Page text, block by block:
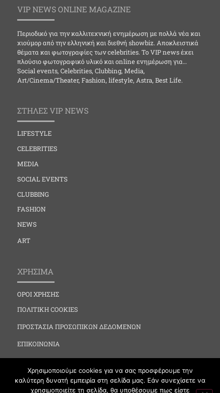
VIP NEWS ONLINE MAGAZINE
Περιοδικό για την καλλιτεχνική ενημέρωση με πολλά νέα και
χιούμορ από την ελληνική και διεθνή showbiz. Αποκλειστικά
θέματα και φωτογραφίες των celebrities. Το VIP news έχει
πλούσιο φωτογραφικό υλικό και online ενημέρωση για…
Social events, Celebrities, Clubbing, Media,
Art/Cinema/Theater, Fashion, lifestyle, Astra, Best Life.
ΣΤΗΛΕΣ VIP NEWS
LIFESTYLE
CELEBRITIES
MEDIA
SOCIAL EVENTS
CLUBBING
FASHION
NEWS
ART
ΧΡΗΣΙΜΑ
ΟΡΟΙ ΧΡΗΣΗΣ
ΠΟΛΙΤΙΚΗ COOKIES
ΠΡΟΣΤΑΣΙΑ ΠΡΟΣΩΠΙΚΩΝ ΔΕΔΟΜΕΝΩΝ
ΕΠΙΚΟΙΝΩΝΙΑ
Χρησιμοποιούμε cookies για να σας προσφέρουμε την
καλύτερη δυνατή εμπειρία στη σελίδα μας. Εάν συνεχίσετε να
χρησιμοποιείτε τη σελίδα, θα υποθέσουμε πως είστε